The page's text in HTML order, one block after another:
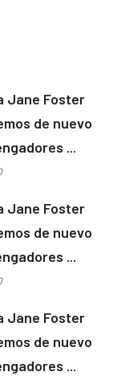
Jane Foster
de nuevo
...
Jane Foster
de nuevo
...
Jane Foster
de nuevo
...